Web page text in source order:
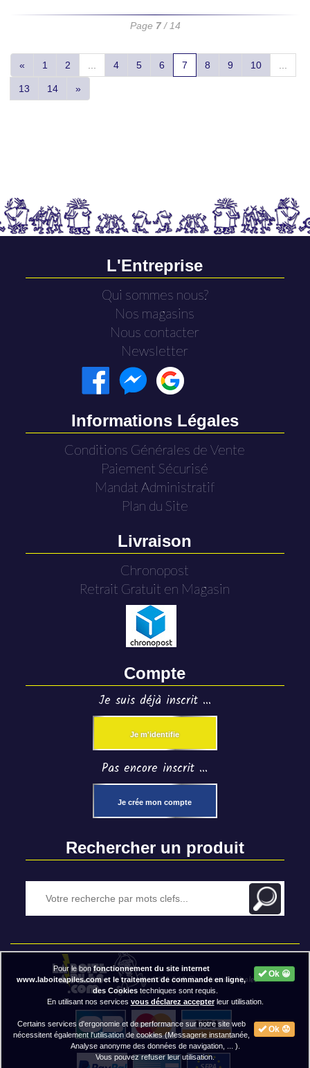
Page 7/ 14
« 1 2 4 5 6 7 8 9 10
13 14 »
L'Entreprise
Qui sommes nous?
Nos magasins
Nous contacter
Newsletter
Informations Légales
Conditions Générales de Vente
Paiement Sécurisé
Mandat Administratif
Plan du Site
Livraison
Chronopost
Retrait Gratuit en Magasin
Compte
Je suis déjà inscrit ...
Je m'identifie
Pas encore inscrit ...
Je crée mon compte
Rechercher un produit
2020 BAP ⓒ - Mentions légales
Ok 😀
Pour le bonfonctionnement du site internet
www.laboiteapiles.com et le traitement de commande en ligne,
des Cookiestechniques sont requis.
En utilisant nos services vous déclarez accepterleur utilisation.
Ok 😟
Certains services d'ergonomie et de performance sur notre site web
nécessitent également l'utilisation de cookies (Messagerie instantanée,
Analyse anonyme des données de navigation, ... ).
Vous pouvez refuser leur utilisation.